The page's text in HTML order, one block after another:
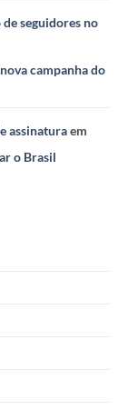
seguidores no
campanha do
assinaturaem
o Brasil